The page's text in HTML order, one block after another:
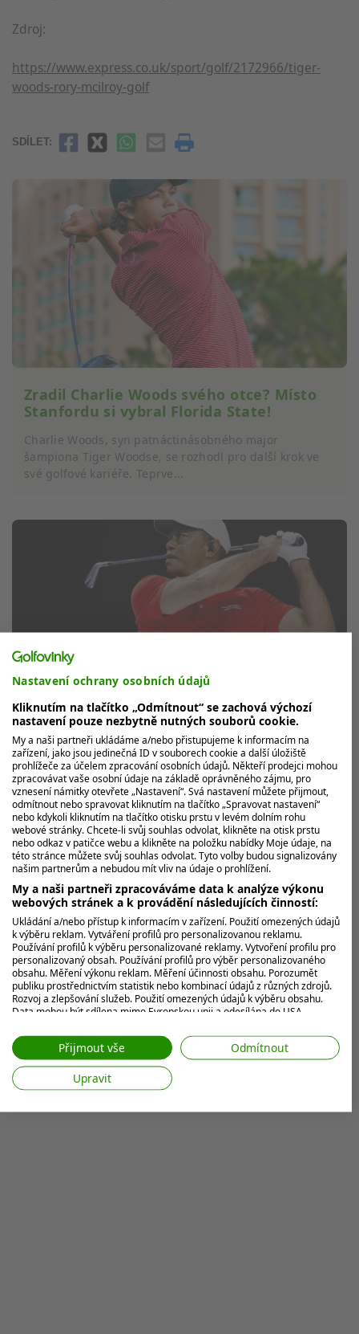
Zdroj:
https://www.express.co.uk/sport/golf/2172966/tiger-
woods-rory-mcilroy-golf
SDÍLET:
Zradil Charlie Woods svého otce? Místo
Stanfordu si vybral Florida State!
Charlie Woods, syn patnáctinásobného major
šampiona Tiger Woodse, se rozhodl pro další krok ve
své golfové kariéře. Teprve...
Tak pozor! Tiger Woods se vrací. Slíbil, že
v TGL bude u každého zápasu
Je, nebo není řeč o soutěžním comebacku? Tiger Woods
je týden po další operaci páteře, ale všechny teď
zaskočil svým...
MOHLO BY VÁS ZAJÍMAT
Nastavení ochrany osobních údajů
Kliknutím na tlačítko „Odmítnout“ se zachová výchozí
nastavení pouze nezbytně nutných souborů cookie.
My a naši partneři ukládáme a/nebo přistupujeme k informacím na
zařízení, jako jsou jedinečná ID v souborech cookie a další úložiště
prohlížeče za účelem zpracování osobních údajů. Někteří prodejci mohou
zpracovávat vaše osobní údaje na základě oprávněného zájmu, pro
vznesení námitky otevřete „Nastavení“. Svá nastavení můžete přijmout,
odmítnout nebo spravovat kliknutím na tlačítko „Spravovat nastavení“
nebo kdykoli kliknutím na tlačítko otisku prstu v levém dolním rohu
webové stránky. Chcete-li svůj souhlas odvolat, klikněte na otisk prstu
nebo odkaz v patičce webu a klikněte na položku nabídky Moje údaje, na
této stránce můžete svůj souhlas odvolat. Tyto volby budou signalizovány
našim partnerům a nebudou mít vliv na údaje o prohlížení.
My a naši partneři zpracováváme data k analýze výkonu
webových stránek a k provádění následujících činností:
Ukládání a/nebo přístup k informacím v zařízení. Použití omezených údajů
k výběru reklam. Vytváření profilů pro personalizovanou reklamu.
Používání profilů k výběru personalizované reklamy. Vytvoření profilu pro
personalizovaný obsah. Používání profilů pro výběr personalizovaného
obsahu. Měření výkonu reklam. Měření účinnosti obsahu. Porozumět
publiku prostřednictvím statistik nebo kombinací údajů z různých zdrojů.
Rozvoj a zlepšování služeb. Použití omezených údajů k výběru obsahu.
Data mohou být sdílena mimo Evropskou unii a odesílána do USA.
web/aplikaci.
Zobrazit seznam partnerů (7 Prodejci IAB)
Vaše údaje používáme pro následující účely:
Přijmout vše
Odmítnout
Upravit